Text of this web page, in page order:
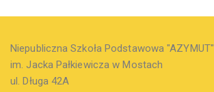
Niepubliczna Szkoła Podstawowa "AZYMUT"
im. Jacka Pałkiewicza w Mostach
ul. Długa 42A